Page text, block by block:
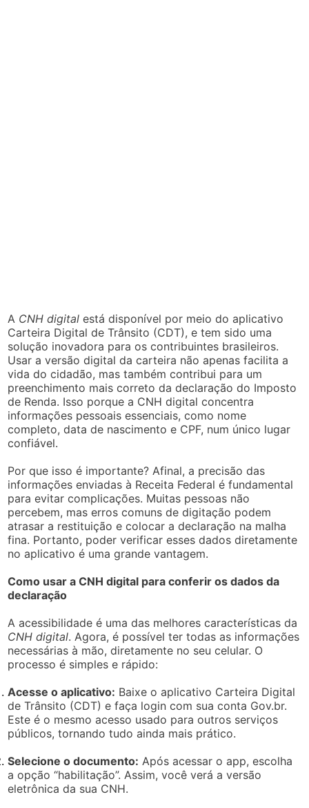
A CNH digital está disponível por meio do aplicativo
Carteira Digital de Trânsito (CDT), e tem sido uma
solução inovadora para os contribuintes brasileiros.
Usar a versão digital da carteira não apenas facilita a
vida do cidadão, mas também contribui para um
preenchimento mais correto da declaração do Imposto
de Renda. Isso porque a CNH digital concentra
informações pessoais essenciais, como nome
completo, data de nascimento e CPF, num único lugar
confiável.
Por que isso é importante? Afinal, a precisão das
informações enviadas à Receita Federal é fundamental
para evitar complicações. Muitas pessoas não
percebem, mas erros comuns de digitação podem
atrasar a restituição e colocar a declaração na malha
fina. Portanto, poder verificar esses dados diretamente
no aplicativo é uma grande vantagem.
Como usar a CNH digital para conferir os dados da
declaração
A acessibilidade é uma das melhores características da
CNH digital. Agora, é possível ter todas as informações
necessárias à mão, diretamente no seu celular. O
processo é simples e rápido:
Acesse o aplicativo: Baixe o aplicativo Carteira Digital
de Trânsito (CDT) e faça login com sua conta Gov.br.
Este é o mesmo acesso usado para outros serviços
públicos, tornando tudo ainda mais prático.
Selecione o documento: Após acessar o app, escolha
a opção “habilitação”. Assim, você verá a versão
eletrônica da sua CNH.